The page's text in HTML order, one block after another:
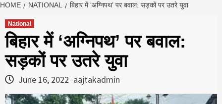
HOME NATIONAL बिहार में ‘अग्निपथ’ पर बवाल: सड़कों पर उतरे युवा
National
बिहार में ‘अग्निपथ’ पर बवाल:
सड़कों पर उतरे युवा
June 16, 2022 aajtakadmin